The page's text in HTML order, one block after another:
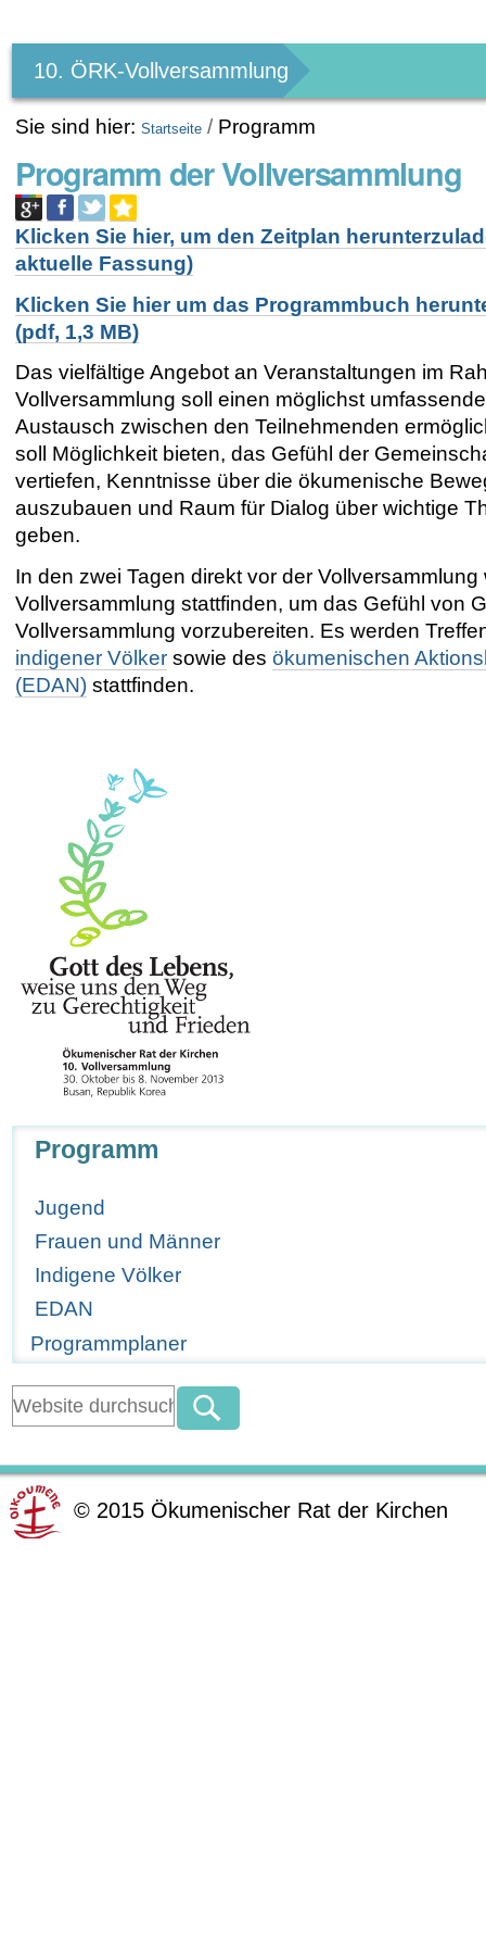
Werkzeuge
10. ÖRK-Vollversammlung
Sie sind hier: Startseite / Programm
Programm der Vollversammlung
Klicken Sie hier, um den Zeitplan
aktuelle Fassung)
Klicken Sie hier um das Programmbuch
(pdf, 1,3 MB)
Das vielfältige Angebot an Veranstaltungen im
Vollversammlung soll einen möglichst
Austausch zwischen den Teilnehmenden
soll Möglichkeit bieten, das Gefühl der
vertiefen, Kenntnisse über die ökumenische
auszubauen und Raum für Dialog über wichtige
geben.
In den zwei Tagen direkt vor der
Vollversammlung stattfinden, um das Gefühl von
Vollversammlung vorzubereiten. Es werden
indigener Völker sowie desökumenischen
(EDAN) stattfinden.
Programm
Jugend
Frauen und Männer
Indigene Völker
EDAN
Programmplaner
© 2015 Ökumenischer Rat der Kirchen